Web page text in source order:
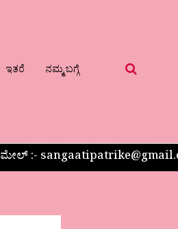
ಇತರೆ ನಮ್ಮ ಬಗ್ಗೆ
:-